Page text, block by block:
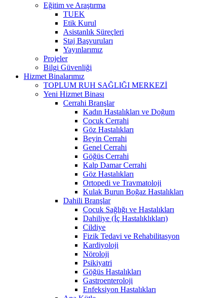
Eğitim ve Araştırma
TUEK
Etik Kurul
Asistanlık Süreçleri
Staj Başvuruları
Yayınlarımız
Projeler
Bilgi Güvenliği
Hizmet Binalarımız
TOPLUM RUH SAĞLIĞI MERKEZİ
Yeni Hizmet Binası
Cerrahi Branşlar
Kadın Hastalıkları ve Doğum
Çocuk Cerrahi
Göz Hastalıkları
Beyin Cerrahi
Genel Cerrahi
Göğüs Cerrahi
Kalp Damar Cerrahi
Göz Hastalıkları
Ortopedi ve Travmatoloji
Kulak Burun Boğaz Hastalıkları
Dahili Branşlar
Çocuk Sağlığı ve Hastalıkları
Dahiliye (İç Hastalıklıkları)
Cildiye
Fizik Tedavi ve Rehabilitasyon
Kardiyoloji
Nöroloji
Psikiyatri
Göğüs Hastalıkları
Gastroenteroloji
Enfeksiyon Hastalıkları